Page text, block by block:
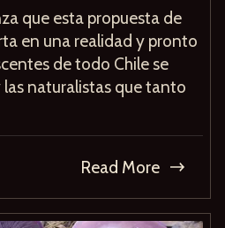
que esta propuesta de
en una realidad y pronto
de todo Chile se
naturalistas que tanto
Read More